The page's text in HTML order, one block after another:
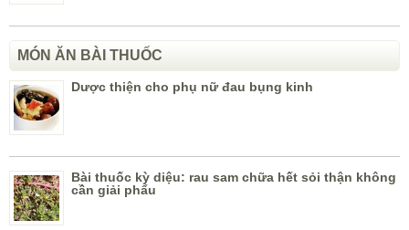
MÓN ĂN BÀI THUỐC
Dược thiện cho phụ nữ đau bụng kinh
Bài thuốc kỳ diệu: rau sam chữa hết sỏi thận không
cần giải phẩu